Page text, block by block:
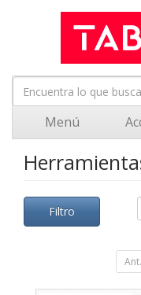
Menú
Filtro
Ant.